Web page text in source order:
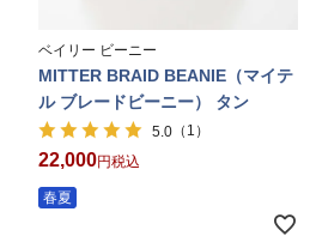
ベイリー ビーニー
MITTER BRAID BEANIE（マイテ
ル ブレードビーニー） タン
5.0 （1）
22,000 税込
春夏